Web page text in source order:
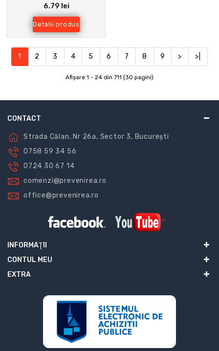
6.79 lei
Detalii produs
1 2 3 4 5 6 7 8 9 > >|
Afişare 1 - 24 din 711 (30 pagini)
CONTACT
Strada Călan, Nr 26a, Sector 3, București
0758 59 34 56
0724 30 67 14
comenzi@prevenirea.ro
office@prevenirea.ro
INFORMAŢII
CONTUL MEU
EXTRA